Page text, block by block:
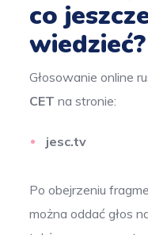
co
wiedzieć?
Głosowanie online
CET na stronie:
jesc.tv
Po obejrzeniu
można oddać głos